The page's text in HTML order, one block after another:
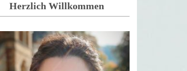
Herzlich Willkommen